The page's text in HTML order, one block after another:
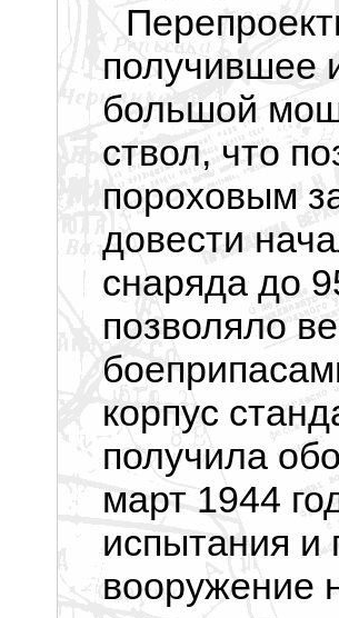
получившее
большой
ствол, что
пороховым
довести
снаряда до
позволяло
корпус
получила
март 1944
испытания и
вооружение